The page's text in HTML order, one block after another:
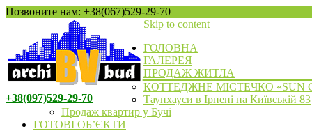
Позвоните нам: +38(067)529-29-70
+38(097)529-29-70
Skip to content
ГОЛОВНА
ГАЛЕРЕЯ
ПРОДАЖ ЖИТЛА
КОТТЕДЖНЕ МІСТЕЧКО «SUN
Таунхауси в Ірпені на Київській 83
Продаж квартир у Бучі
ГОТОВІ ОБ’ЄКТИ